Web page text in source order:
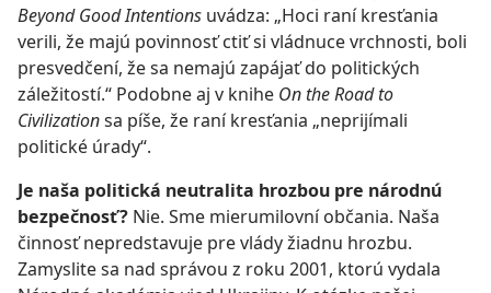
Beyond Good Intentions uvádza: „Hoci raní kresťania
verili, že majú povinnosť ctiť si vládnuce vrchnosti, boli
presvedčení, že sa nemajú zapájať do politických
záležitostí.“ Podobne aj v knihe On the Road to
Civilizationsa píše, že raní kresťania „neprijímali
politické úrady“.
Je naša politická neutralita hrozbou pre národnú
bezpečnosť? Nie. Sme mierumilovní občania. Naša
činnosť nepredstavuje pre vlády žiadnu hrozbu.
Zamyslite sa nad správou z roku 2001, ktorú vydala